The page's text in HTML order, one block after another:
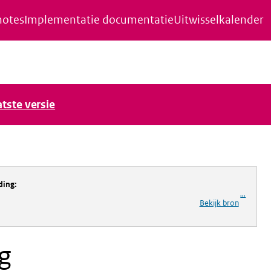
Implementatie documentatieUitwisselkalender
versie
:
Bekijk bron
...